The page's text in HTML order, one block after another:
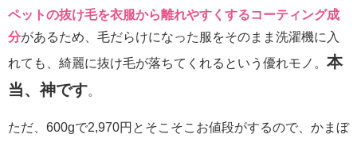
ペットの抜け毛を衣服から離れやすくするコーティング成
分があるため、毛だらけになった服をそのまま洗濯機に入
れても、綺麗に抜け毛が落ちてくれるという優れモノ。 本
当、神です。
ただ、 600gで2,970円とそこそこお値段がするので、かまぼ